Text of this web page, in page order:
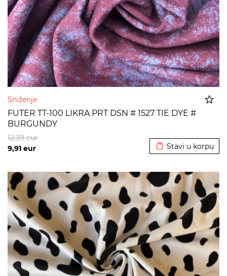
Sniženje
FUTER TT-100 LIKRA PRT DSN # 1527 TIE DYE #
BURGUNDY
9,91 eur
12,39eur
Stavi u korpu